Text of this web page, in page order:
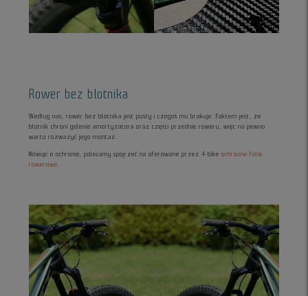
Rower bez błotnika
Według nas, rower bez błotnika jest pusty i czegoś mu brakuje. Faktem jest, że
błotnik chroni golenie amortyzatora oraz części przednie roweru, więc na pewno
warto rozważyć jego montaż.
Mówiąc o ochronie, polecamy spojrzeć na oferowane przez 4-bikeochronne folie
rowerowe.